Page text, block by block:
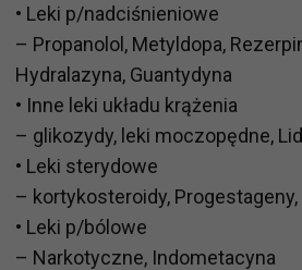
• Leki p/nadciśnieniowe
– Propanolol, Metyldopa,
Hydralazyna, Guantydyna
• Inne leki układu krążenia
– glikozydy, leki moczopędne,
• Leki sterydowe
– kortykosteroidy,
• Leki p/bólowe
– Narkotyczne, Indometacyna